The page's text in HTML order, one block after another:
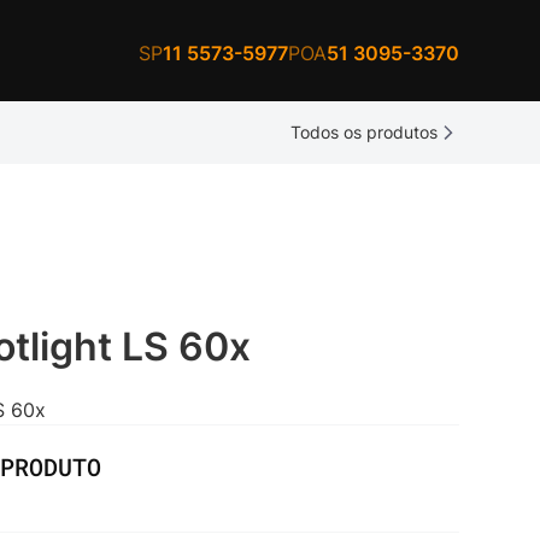
SP11 5573-5977POA51 3095-3370
Todos os produtos
LS 60x
60x